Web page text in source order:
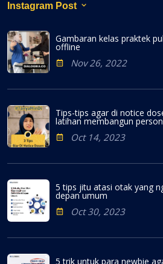
Instagram Post
Gambaran kelas praktek
offline
Nov 26, 2022
Tips-tips agar di notice
latihan membangun
Oct 14, 2023
5 tips jitu atasi otak yang
depan umum
Oct 30, 2023
5 trik untuk para newbie